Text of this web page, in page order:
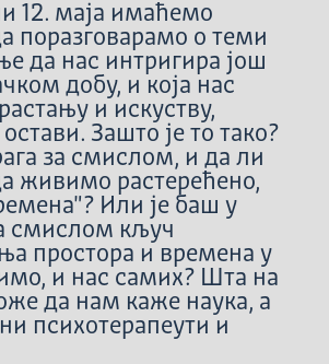
12. маја имаћемо
поразговарамо о теми
да нас интригира још
добу, и која нас
и искуству,
Зашто је то тако?
за смислом, и да ли
живимо растерећено,
Или је баш у
смислом кључ
простора и времена у
и нас самих? Шта на
да нам каже наука, а
психотерапеути и